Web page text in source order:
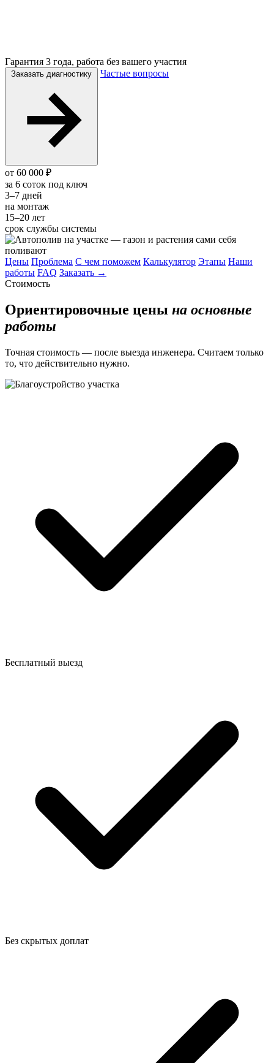
Гарантия 3 года, работа без вашего участия
Частые вопросы
от 60 000 ₽
за 6 соток под ключ
3–7 дней
на монтаж
15–20 лет
срок службы системы
Цены Проблема С чем поможем Калькулятор Этапы Наши
работы FAQ Заказать →
Стоимость
Ориентировочные цены на основные
работы
Точная стоимость — после выезда инженера. Считаем только
то, что действительно нужно.
Бесплатный выезд
Без скрытых доплат